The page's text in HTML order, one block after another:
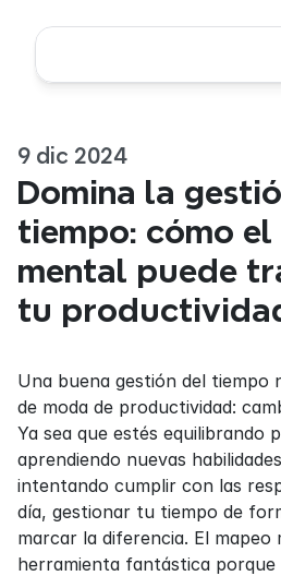
9 dic 2024
Domina la
tiempo: cómo el
mental puede
tu
Una buena gestión del tiempo
de moda de productividad:
Ya sea que estés equilibrando
aprendiendo nuevas
intentando cumplir con las
día, gestionar tu tiempo de
marcar la diferencia. El mapeo
herramienta fantástica porque